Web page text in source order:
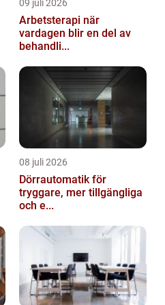
09 juli 2026
Arbetsterapi när
vardagen blir en del av
behandli...
08 juli 2026
Dörrautomatik för
tryggare, mer tillgängliga
och e...